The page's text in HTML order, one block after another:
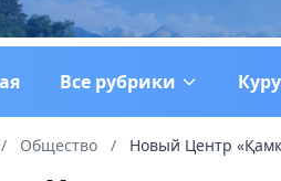
Все рубрики
/ Общество / Новый Центр